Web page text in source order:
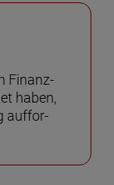
Finanz­
haben,
auf­for­